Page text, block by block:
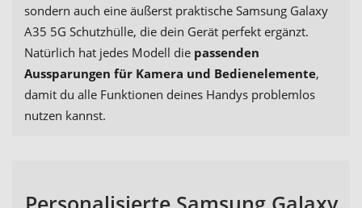
sondern auch eine äußerst praktische Samsung Galaxy
A35 5G Schutzhülle, die dein Gerät perfekt ergänzt.
Natürlich hat jedes Modell die passenden
Aussparungen für Kamera und Bedienelemente,
damit du alle Funktionen deines Handys problemlos
nutzen kannst.